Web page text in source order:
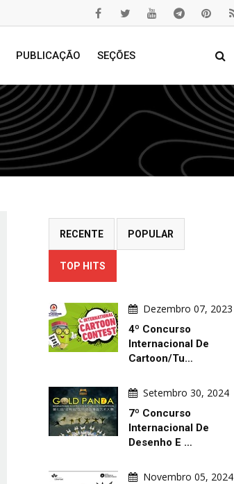
PUBLICAÇÃO SEÇÕES
RECENTE POPULAR
TOP HITS
Dezembro 07, 2023
4º Concurso
Internacional De
Cartoon/Tu…
Setembro 30, 2024
7º Concurso
Internacional De
Desenho E …
Novembro 05, 2024